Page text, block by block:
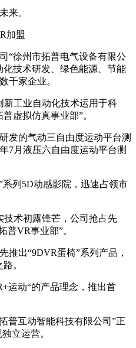
来。
徐州市拓普电气设备有限公
技术研发、绿色能源、节能
千家企业。
工业自动化技术运用于科
虚拟仿真事业部”。
的气动三自由度运动平台测
7月液压六自由度运动平台测
列5D动感影院，迅速占领市
术初露锋芒，公司抢占先
普VR事业部”。
出“9DVR蛋椅”系列产品，
。
动“的产品理念，推出首
互动智能科技有限公司”正
立运营。